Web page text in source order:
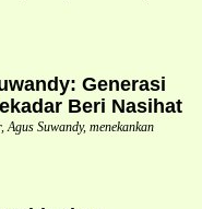
Generasi
Beri Nasihat
Suwandy, menekankan